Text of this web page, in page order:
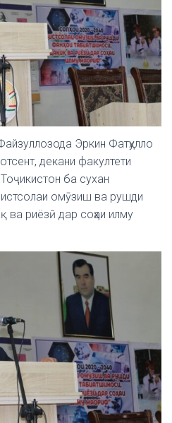
Эркин Фатҳулло
декани факултети
ба сухан
омӯзиш ва рушди
ва риёзӣ дар соҳаи илму